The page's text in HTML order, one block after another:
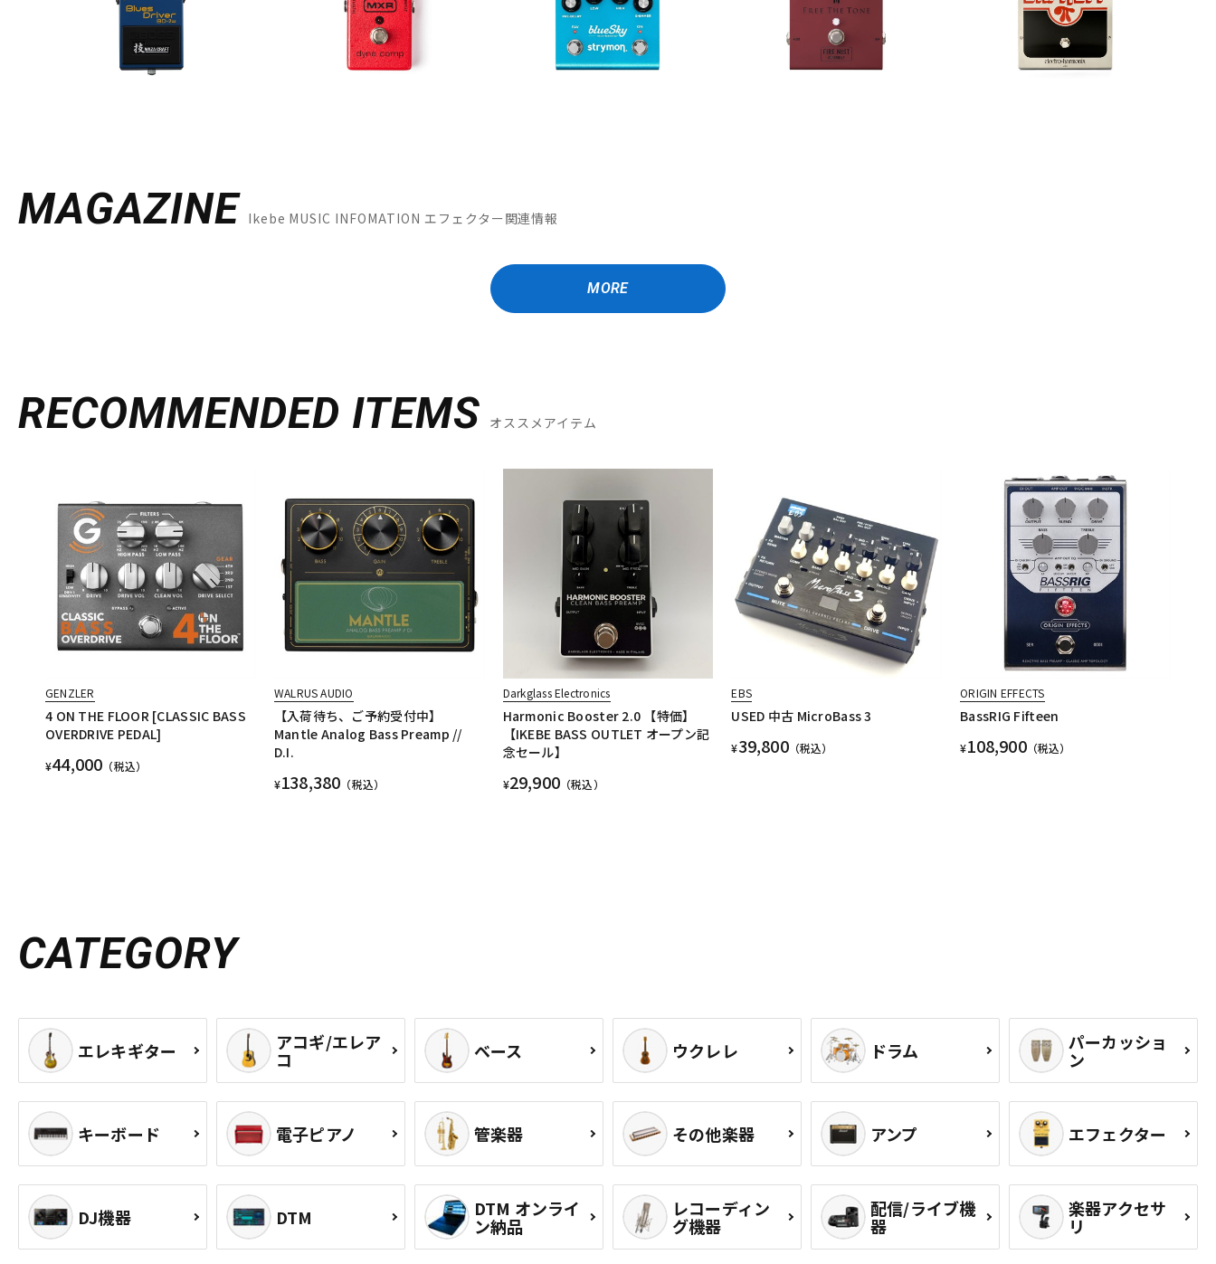
MAGAZINE Ikebe MUSIC INFOMATION エフェクター関連情報
MORE
RECOMMENDED ITEMS オススメアイテム
GENZLER
4 ON THE FLOOR [CLASSIC BASS
OVERDRIVE PEDAL]
¥44,000 （税込）
WALRUS AUDIO
【入荷待ち、ご予約受付中】
Mantle Analog Bass Preamp //
D.I.
¥138,380 （税込）
Darkglass Electronics
Harmonic Booster 2.0 【特価】
【IKEBE BASS OUTLET オープン記
念セール】
¥29,900 （税込）
EBS
USED 中古 MicroBass 3
¥39,800（税込）
ORIGIN EFFECTS
BassRIG Fifteen
¥108,900（税込）
CATEGORY
エレキギター アコギ/エレア
コ ベース ウクレレ ドラム パーカッショ
ン
キーボード 電子ピアノ 管楽器 その他楽器 アンプ エフェクター
DJ機器 DTM DTM オンライ
ン納品
レコーディン
グ機器
配信/ライブ機
器
楽器アクセサ
リ